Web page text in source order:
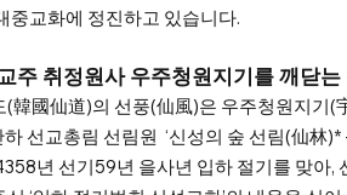
중교화에 정진하고 있습니다.
주 취정원사 우주청원지기를 깨닫
(韓國仙道)의 선풍(仙風)은 우주청원지기
선교총림 선림원  ‘신성의 숲 선림(仙
년 선기59년 을사년 입하 절기를 맞아,